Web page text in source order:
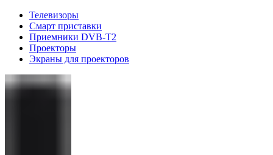
Телевизоры
Смарт приставки
Приемники DVB-T2
Проекторы
Экраны для проекторов